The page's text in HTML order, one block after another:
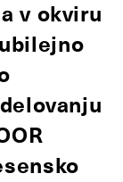
v okviru